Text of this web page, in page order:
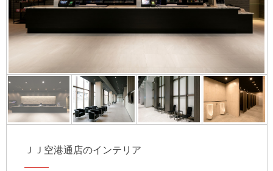
ＪＪ空港通店のインテリア